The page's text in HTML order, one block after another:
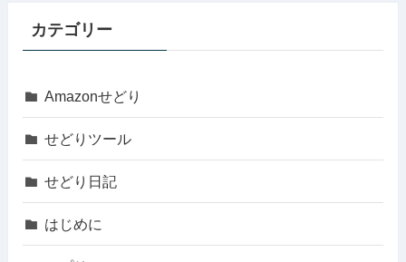
カテゴリー
Amazonせどり
せどりツール
せどり日記
はじめに